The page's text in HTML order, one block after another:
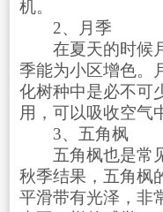
机。
2、月季
在夏天的时候月
季能为小区增色。
化树种中是必不可
用，可以吸收空气
3、五角枫
五角枫也是常见
秋季结果，五角枫
平滑带有光泽，非